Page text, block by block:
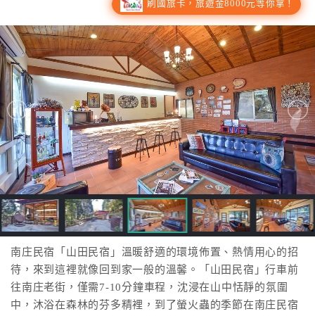
台
灣
訂
房
直
接
跟
飯
店
訂
房
HOT
刷國旅卡，旅遊金8000元等你拿！
南庄民宿「山田民宿」溫暖舒適的環境佈置、熱情用心的招
待，來到這裡就像回到家一般的溫馨。「山田民宿」行車前
往南庄老街，僅需7-10分鐘車程，沈浸在山中恬靜的氛圍
中，沐浴在森林的芬多精裡，到了螢火蟲的季節在南庄民宿